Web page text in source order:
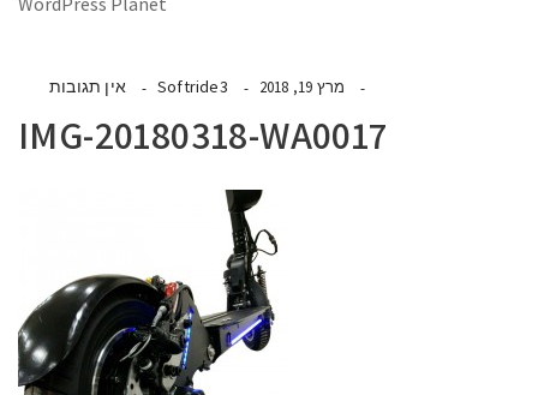
מרץ 19, 2018 Softride3 אין תגובות
IMG-20180318-WA0017